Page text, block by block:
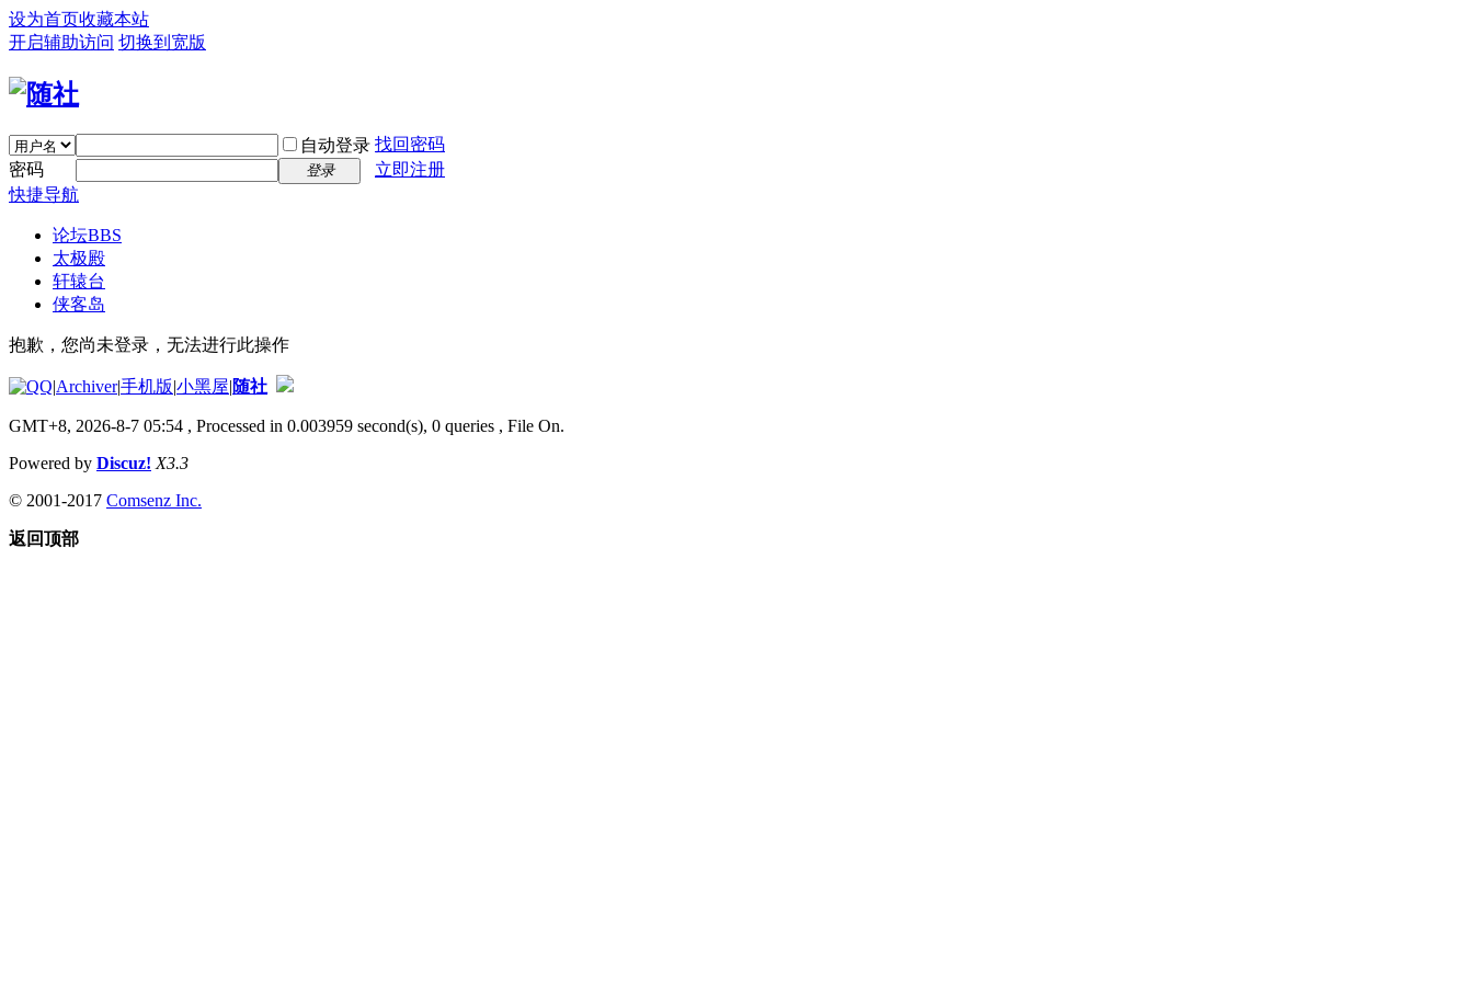
设为首页收藏本站
开启辅助访问 切换到宽版
自动登录 找回密码
密码
登录
立即注册
快捷导航
论坛BBS
太极殿
轩辕台
侠客岛
抱歉，您尚未登录，无法进行此操作
|Archiver|手机版|小黑屋|随社
GMT+8, 2026-8-7 05:54 , Processed in 0.003959 second(s), 0 queries , File On.
Powered by Discuz! X3.3
© 2001-2017 Comsenz Inc.
返回顶部